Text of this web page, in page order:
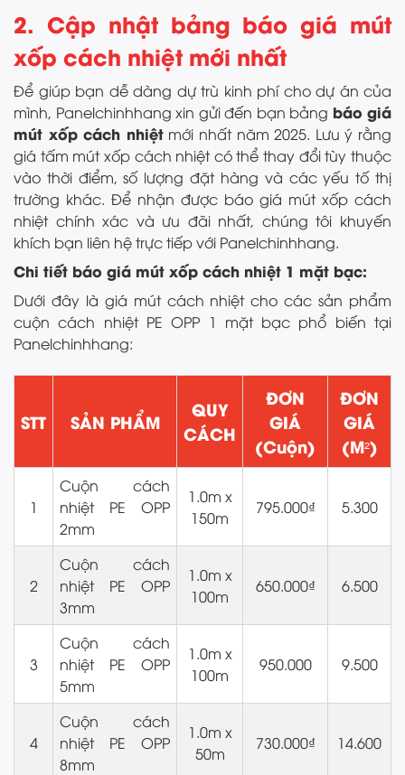
2. Cập nhật bảng báo giá mút
xốp cách nhiệt mới nhất
Để giúp bạn dễ dàng dự trù kinh phí cho dự án của
mình, Panelchinhhang xin gửi đến bạn bảng báo giá
mút xốp cách nhiệtmới nhất năm 2025. Lưu ý rằng
giá tấm mút xốp cách nhiệt có thể thay đổi tùy thuộc
vào thời điểm, số lượng đặt hàng và các yếu tố thị
trường khác. Để nhận được báo giá mút xốp cách
nhiệt chính xác và ưu đãi nhất, chúng tôi khuyến
khích bạn liên hệ trực tiếp với Panelchinhhang.
Chi tiết báo giá mút xốp cách nhiệt 1 mặt bạc:
Dưới đây là giá mút cách nhiệt cho các sản phẩm
cuộn cách nhiệt PE OPP 1 mặt bạc phổ biến tại
Panelchinhhang:
STT SẢN PHẨM
QUY
CÁCH
ĐƠN
GIÁ
(Cuộn)
ĐƠN
GIÁ
(M²)
1
Cuộn cách
nhiệt PE OPP
2mm
1.0m x
150m
795.000₫ 5.300
2
Cuộn cách
nhiệt PE OPP
3mm
1.0m x
100m
650.000₫ 6.500
3
Cuộn cách
nhiệt PE OPP
5mm
1.0m x
100m
950.000 9.500
4
Cuộn cách
nhiệt PE OPP
8mm
1.0m x
50m
730.000₫ 14.600